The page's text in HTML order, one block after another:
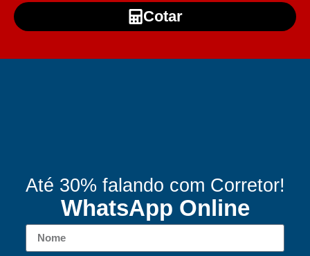
Cotar
Até 30% falando com Corretor!
WhatsApp Online